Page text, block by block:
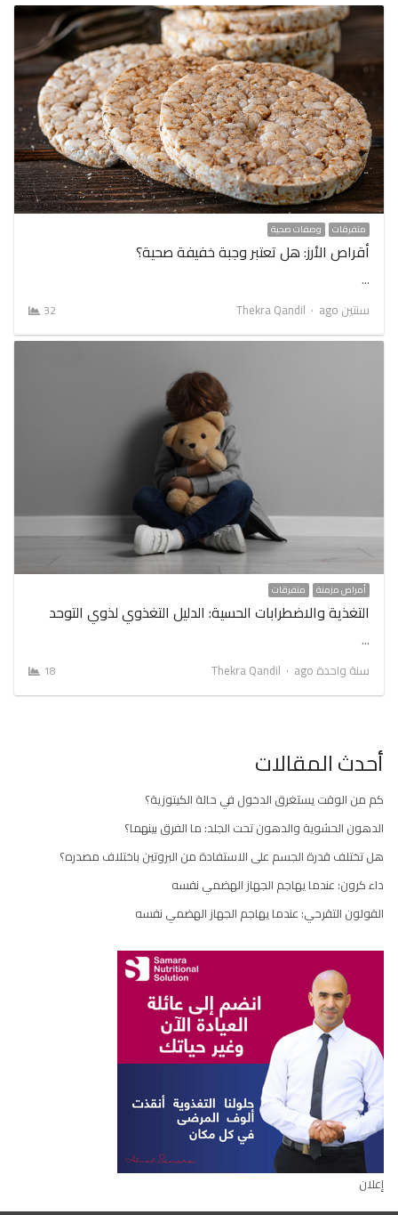
متفرقات وصفات صحية
أقراص الأرز: هل تعتبر وجبة خفيفة صحية؟
…
سنتين ago
Author
Thekra Qandil
32
أمراض مزمنة متفرقات
التغذية والاضطرابات الحسية: الدليل التغذوي لذوي التوحد
…
سنة واحدة ago
Author
Thekra Qandil
18
أحدث المقالات
كم من الوقت يستغرق الدخول في حالة الكيتوزية؟
الدهون الحشوية والدهون تحت الجلد: ما الفرق بينهما؟
هل تختلف قدرة الجسم على الاستفادة من البروتين باختلاف مصدره؟
داء كرون: عندما يهاجم الجهاز الهضمي نفسه
القولون التقرحي: عندما يهاجم الجهاز الهضمي نفسه
إعلان